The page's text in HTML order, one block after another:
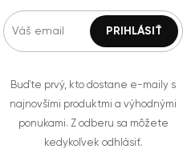
Buďte prvý, kto dostane e-maily s
najnovšími produktmi a výhodnými
ponukami. Z odberu sa môžete
kedykoľvek odhlásiť.